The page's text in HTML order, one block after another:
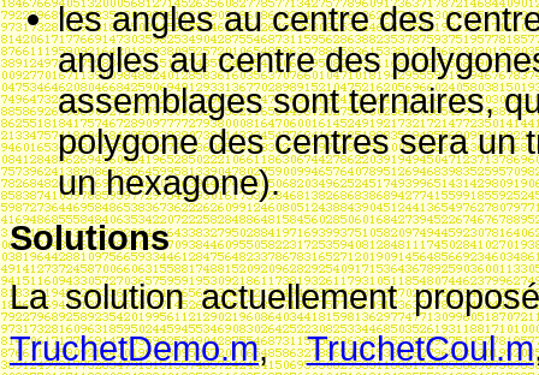
les angles au centre des
angles au centre des
assemblages sont ternaires,
polygone des centres sera un
un hexagone).
Solutions
La solution actuellement
TruchetDemo.m,TruchetCoul.m